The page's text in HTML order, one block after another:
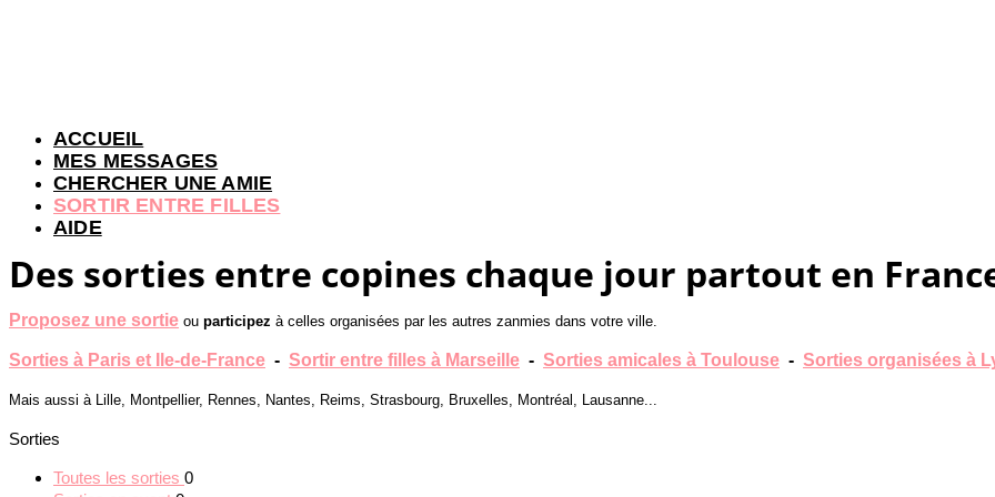
ACCUEIL
MES MESSAGES
CHERCHER UNE AMIE
SORTIR ENTRE FILLES
AIDE
Des sorties entre copines chaque jour partout en
Proposez une sortie ou participez à celles organisées par les autres zanmies dans votre ville.
Sorties à Paris et Ile-de-France - Sortir entre filles à Marseille - Sorties amicales à Toulouse - Sorties organisées à
Mais aussi à Lille, Montpellier, Rennes, Nantes, Reims, Strasbourg, Bruxelles, Montréal, Lausanne...
Sorties
Toutes les sorties 0